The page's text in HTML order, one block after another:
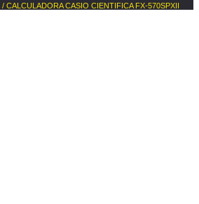
/ CALCULADORA CASIO CIENTIFICA FX-570SPXII